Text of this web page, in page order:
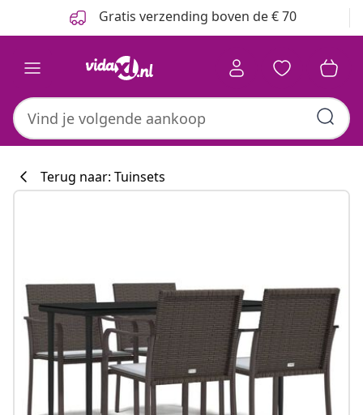
Gratis verzending boven de € 70
Terug naar: Tuinsets